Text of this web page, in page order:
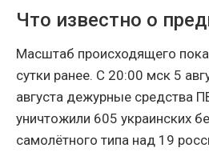
Что известно о
Масштаб происходящего
сутки ранее. С 20:00 мск 5
августа дежурные средства
уничтожили 605 украинских
самолётного типа над 19